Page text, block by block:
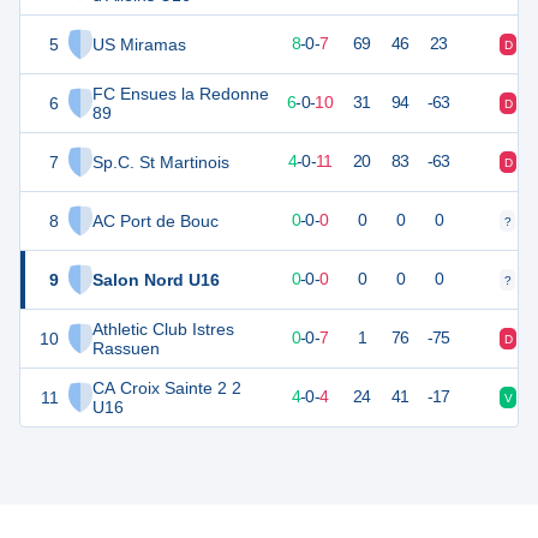
5 US Miramas
6
FC Ensues la Redonne
89
7 Sp.C. St Martinois
8 AC Port de Bouc
9 Salon Nord U16
10
Athletic Club Istres
Rassuen
11
CA Croix Sainte 2 2
U16
8-0-7 69 46 23 D
13 16 6-0-10 31 94 -63 D
11 4-0-11 20 83 -63 D
0 0-0-0 0 0 0 ?
0 0-0-0 0 0 0 ?
-9 0-0-7 1 76 -75 D
4 4-0-4 24 41 -17 V